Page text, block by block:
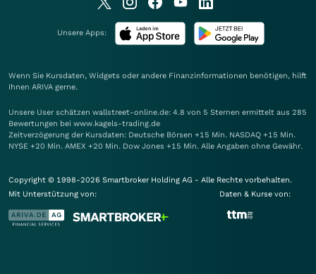
Unsere Apps:
Wenn Sie Kursdaten, Widgets oder andere Finanzinformationen benötigen, hilft
Ihnen ARIVA gerne.
Unsere User schätzen wallstreet-online.de: 4.8 von 5 Sternen ermittelt aus 285
Bewertungen bei www.kagels-trading.de
Zeitverzögerung der Kursdaten: Deutsche Börsen +15 Min. NASDAQ +15 Min.
NYSE +20 Min. AMEX +20 Min. Dow Jones +15 Min. Alle Angaben ohne Gewähr.
Copyright © 1998-2026 Smartbroker Holding AG - Alle Rechte vorbehalten.
Mit Unterstützung von:
Daten & Kurse von: